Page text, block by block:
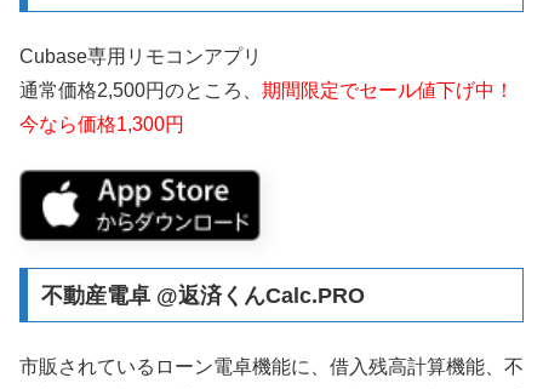
Cubase専用リモコンアプリ
通常価格2,500円のところ、 期間限定でセール値下げ中！
今なら価格1,300円
不動産電卓 @返済くんCalc.PRO
市販されているローン電卓機能に、借入残高計算機能、不